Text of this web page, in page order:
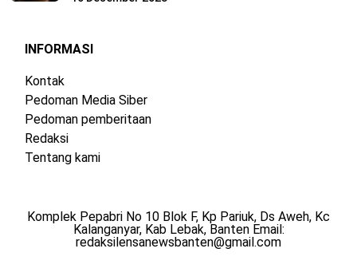
INFORMASI
Kontak
Pedoman Media Siber
Pedoman pemberitaan
Redaksi
Tentang kami
Komplek Pepabri No 10 Blok F, Kp Pariuk, Ds Aweh, Kc
Kalanganyar, Kab Lebak, Banten Email:
redaksilensanewsbanten@gmail.com